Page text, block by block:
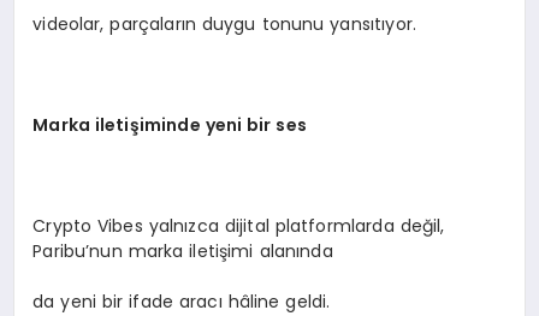
videolar, parçaların duygu tonunu yansıtıyor.
Marka iletişiminde yeni bir ses
Crypto Vibes yalnızca dijital platformlarda değil,
Paribu’nun marka iletişimi alanında
da yeni bir ifade aracı hâline geldi.